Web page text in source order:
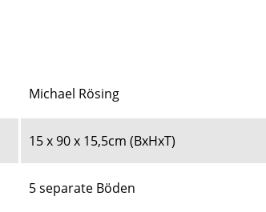
Michael Rösing
15 x 90 x 15,5cm (BxHxT)
5 separate Böden